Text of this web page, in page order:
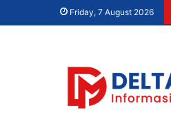
Friday, 7 August 2026